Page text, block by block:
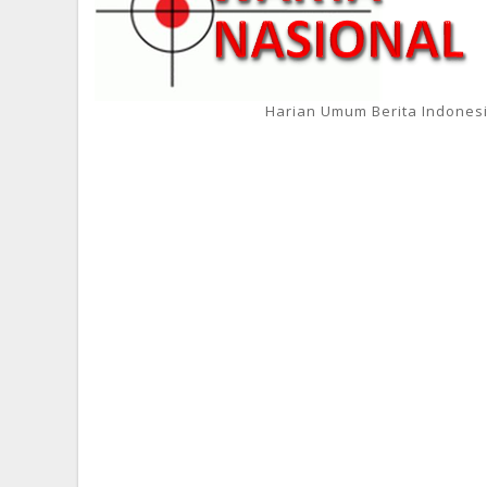
Harian Umum Berita